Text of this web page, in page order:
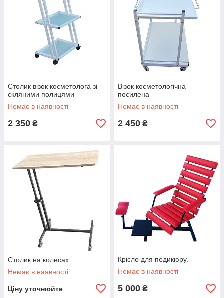
Столик візок косметолога зі
скляними полицями
Немає в наявності
2 350 ₴
Візок косметологічна
посилена
Немає в наявності
2 450 ₴
Столик на колесах.
Немає в наявності
Ціну уточнюйте
Крісло для педикюру.
Немає в наявності
5 000 ₴